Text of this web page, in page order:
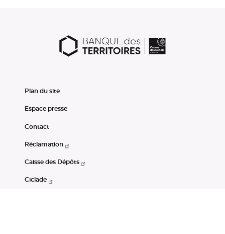
Plan du site
Espace presse
Contact
Réclamation
Caisse des Dépôts
Ciclade